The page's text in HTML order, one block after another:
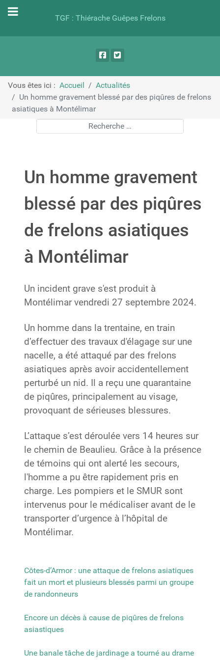
TGF : Thiérache Guêpes Frelons
Vous êtes ici : Accueil
Actualités
Un homme gravement blessé par des piqûres de frelons
asiatiques à Montélimar
Un homme gravement
blessé par des piqûres
de frelons asiatiques
à Montélimar
Un incident grave s'est produit à
Montélimar vendredi 27 septembre 2024.
Un homme dans la trentaine, en train
d’effectuer des travaux d'élagage sur une
nacelle, a été attaqué par des frelons
asiatiques après avoir accidentellement
perturbé un nid. Il a reçu une quarantaine
de piqûres, principalement au visage,
provoquant de sérieuses blessures.
L’attaque s’est déroulée vers 14 heures sur
le chemin de Beaulieu. Grâce à la présence
de témoins qui ont alerté les secours,
l'homme a pu être rapidement pris en
charge. Les pompiers et le SMUR sont
intervenus pour le médicaliser avant de le
transporter d’urgence à l’hôpital de
Montélimar.
Côtes-d’Armor : une attaque de frelons asiatiques
fait un mort et plusieurs blessés parmi un groupe
de randonneurs
Encore un décès à cause de piqûres de frelons
asiastiques
Une banale tâche de jardinage a tourné au drame